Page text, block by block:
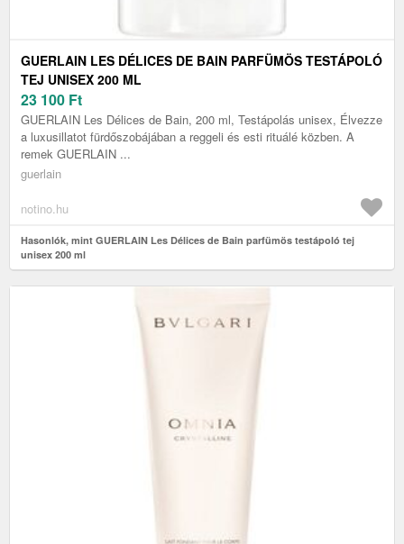
GUERLAIN LES DÉLICES DE BAIN PARFÜMÖS TESTÁPOLÓ
TEJ UNISEX 200 ML
23 100 Ft
GUERLAIN Les Délices de Bain, 200 ml, Testápolás unisex, Élvezze
a luxusillatot fürdőszobájában a reggeli és esti rituálé közben. A
remek GUERLAIN ...
guerlain
notino.hu
Hasonlók, mint GUERLAIN Les Délices de Bain parfümös testápoló tej
unisex 200 ml